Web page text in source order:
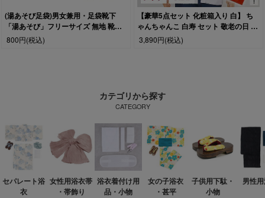
(湯あそび足袋)男女兼用・足袋靴下
「湯あそび」フリーサイズ 無地 靴下
ソックス(zr)
800円(税込)
【豪華5点セット 化粧箱入り 白】 ち
ゃんちゃんこ 白寿 セット 敬老の日 長
寿 祝い 白寿祝い 長寿祝い 白いちゃん
ちゃんこ プレゼント 贈り物 ギフト 女
3,890円(税込)
カテゴリから探す
CATEGORY
セパレート浴
衣
女性用浴衣帯
・帯飾り
浴衣着付け用
品・小物
女の子浴衣
・甚平
子供用下駄・
小物
男性